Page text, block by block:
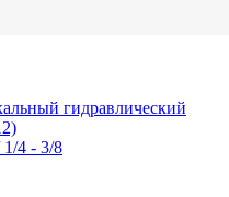
гидравлический